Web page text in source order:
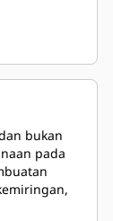
bukan